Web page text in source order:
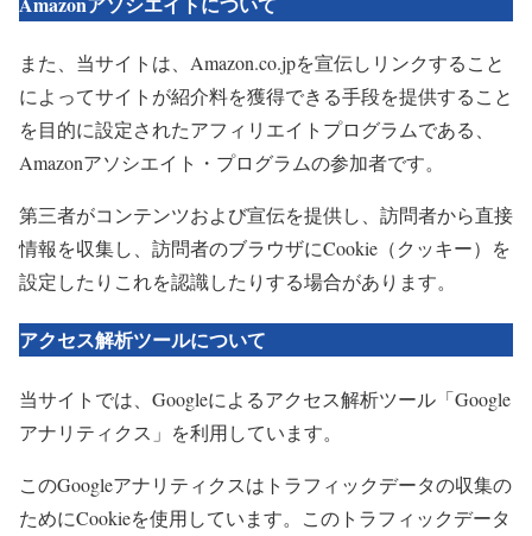
また、当サイトは、Amazon.co.jpを宣伝しリンクすること
によってサイトが紹介料を獲得できる手段を提供すること
を目的に設定されたアフィリエイトプログラムである、
Amazonアソシエイト・プログラムの参加者です。
第三者がコンテンツおよび宣伝を提供し、訪問者から直接
情報を収集し、訪問者のブラウザにCookie（クッキー）を
設定したりこれを認識したりする場合があります。
アクセス解析ツールについて
当サイトでは、Googleによるアクセス解析ツール「Google
アナリティクス」を利用しています。
このGoogleアナリティクスはトラフィックデータの収集の
ためにCookieを使用しています。このトラフィックデータ